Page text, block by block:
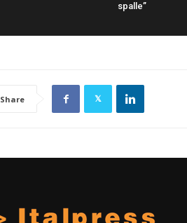
spalle”
Share